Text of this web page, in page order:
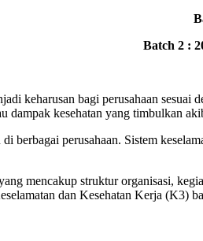
Batch 2 :
keharusan bagi perusahaan
dampak kesehatan yang timbulkan
berbagai perusahaan. Sistem
mencakup struktur organisasi,
dan Kesehatan Kerja (K3)